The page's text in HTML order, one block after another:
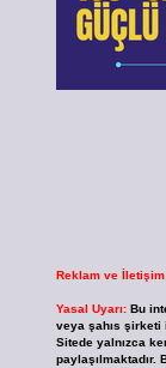
Reklam ve
Yasal Uyarı: Bu
veya şahıs şirketi
Sitede yalnızca